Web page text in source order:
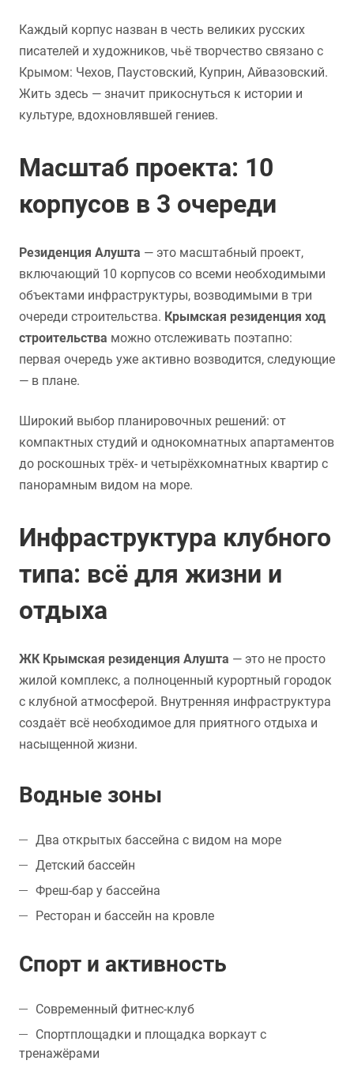
Каждый корпус назван в честь великих русских
писателей и художников, чьё творчество связано с
Крымом: Чехов, Паустовский, Куприн, Айвазовский.
Жить здесь — значит прикоснуться к истории и
культуре, вдохновлявшей гениев.
Масштаб проекта: 10
корпусов в 3 очереди
Резиденция Алушта — это масштабный проект,
включающий 10 корпусов со всеми необходимыми
объектами инфраструктуры, возводимыми в три
очереди строительства. Крымская резиденция ход
строительства можно отслеживать поэтапно:
первая очередь уже активно возводится, следующие
— в плане.
Широкий выбор планировочных решений: от
компактных студий и однокомнатных апартаментов
до роскошных трёх- и четырёхкомнатных квартир с
панорамным видом на море.
Инфраструктура клубного
типа: всё для жизни и
отдыха
ЖК Крымская резиденция Алушта — это не просто
жилой комплекс, а полноценный курортный городок
с клубной атмосферой. Внутренняя инфраструктура
создаёт всё необходимое для приятного отдыха и
насыщенной жизни.
Водные зоны
Два открытых бассейна с видом на море
Детский бассейн
Фреш-бар у бассейна
Ресторан и бассейн на кровле
Спорт и активность
Современный фитнес-клуб
Спортплощадки и площадка воркаут с
тренажёрами